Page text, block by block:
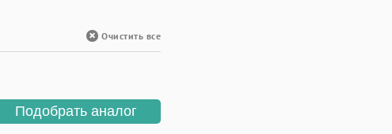
Очистить все
Подобрать аналог